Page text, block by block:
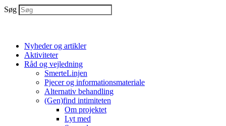
Søg
Nyheder og artikler
Aktiviteter
Råd og vejledning
SmerteLinjen
Pjecer og informationsmateriale
Alternativ behandling
(Gen)find intimiteten
Om projektet
Lyt med